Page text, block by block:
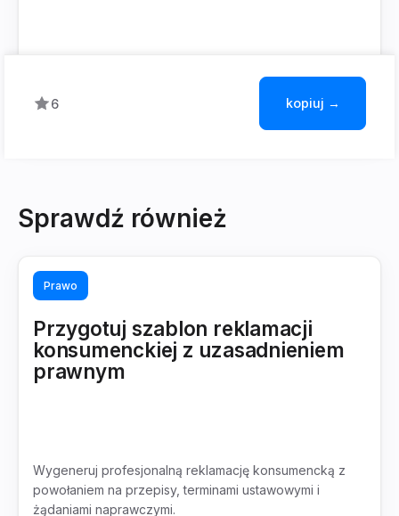
6 kopiuj →
Sprawdź również
Prawo
Przygotuj szablon reklamacji
konsumenckiej z uzasadnieniem
prawnym
Wygeneruj profesjonalną reklamację konsumencką z
powołaniem na przepisy, terminami ustawowymi i
żądaniami naprawczymi.